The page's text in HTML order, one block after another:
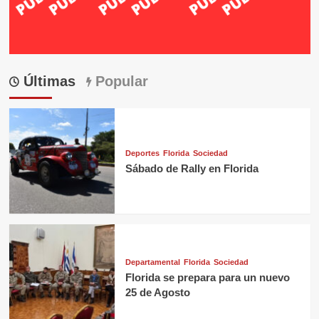
Últimas Popular
Deportes Florida Sociedad
Sábado de Rally en Florida
Departamental Florida Sociedad
Florida se prepara para un nuevo
25 de Agosto